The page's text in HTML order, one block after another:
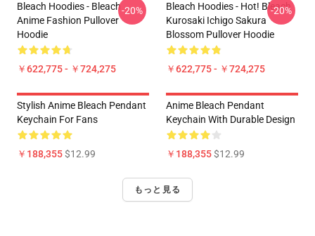
Bleach Hoodies - Bleach
Anime Fashion Pullover
Hoodie
￥622,775 - ￥724,275
-20%
Bleach Hoodies - Hot! Bleach
Kurosaki Ichigo Sakura
Blossom Pullover Hoodie
￥622,775 - ￥724,275
-20%
Stylish Anime Bleach Pendant
Keychain For Fans
￥188,355$12.99
Anime Bleach Pendant
Keychain With Durable Design
￥188,355$12.99
もっと見る